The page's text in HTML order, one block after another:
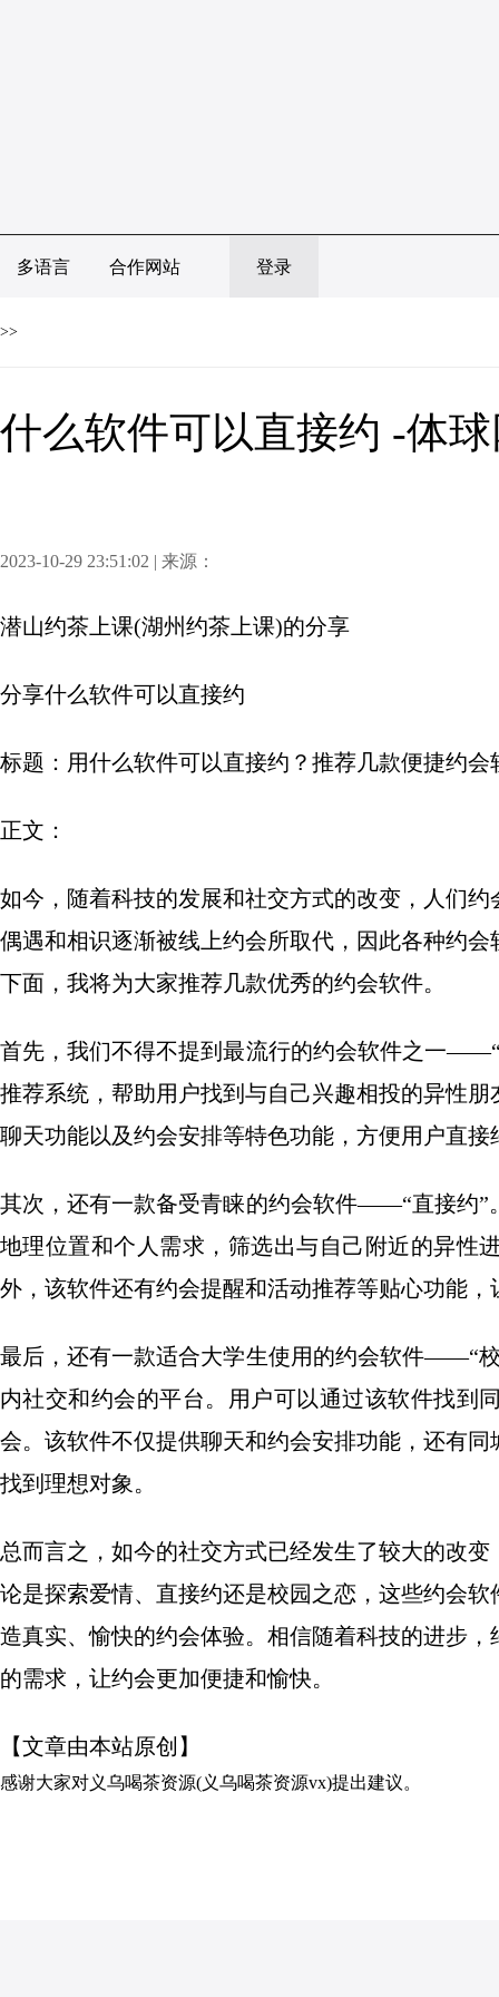
多语言 合作网站 登录
>>
什么软件可以直接约 -体
2023-10-29 23:51:02 | 来源：
潜山约茶上课(湖州约茶上课)的分享
分享什么软件可以直接约
标题：用什么软件可以直接约？推荐几款便捷约会
正文：
如今，随着科技的发展和社交方式的改变，人们
偶遇和相识逐渐被线上约会所取代，因此各种约
下面，我将为大家推荐几款优秀的约会软件。
首先，我们不得不提到最流行的约会软件之一
推荐系统，帮助用户找到与自己兴趣相投的异性
聊天功能以及约会安排等特色功能，方便用户直接
其次，还有一款备受青睐的约会软件——“直接约”
地理位置和个人需求，筛选出与自己附近的异性
外，该软件还有约会提醒和活动推荐等贴心功能，
最后，还有一款适合大学生使用的约会软件——“
内社交和约会的平台。用户可以通过该软件找到
会。该软件不仅提供聊天和约会安排功能，还有
找到理想对象。
总而言之，如今的社交方式已经发生了较大的改
论是探索爱情、直接约还是校园之恋，这些约会
造真实、愉快的约会体验。相信随着科技的进步
的需求，让约会更加便捷和愉快。
【文章由本站原创】
感谢大家对义乌喝茶资源(义乌喝茶资源vx)提出建议。